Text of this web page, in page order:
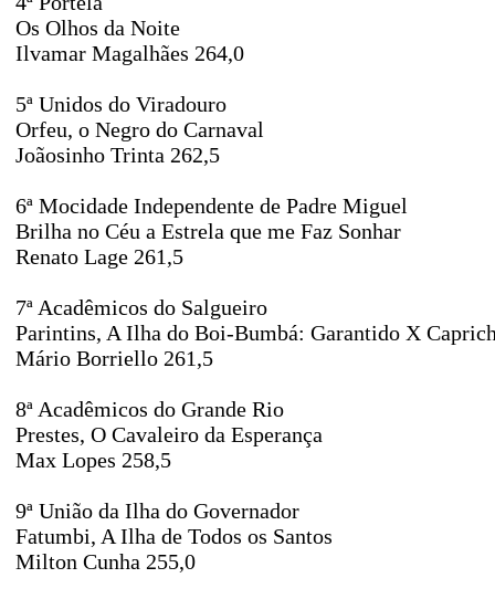
Os Olhos da Noite
Ilvamar Magalhães 264,0
5ª Unidos do Viradouro
Orfeu, o Negro do Carnaval
Joãosinho Trinta 262,5
6ª Mocidade Independente de Padre Miguel
Brilha no Céu a Estrela que me Faz Sonhar
Renato Lage 261,5
7ª Acadêmicos do Salgueiro
Parintins, A Ilha do Boi-Bumbá: Garantido X
Mário Borriello 261,5
8ª Acadêmicos do Grande Rio
Prestes, O Cavaleiro da Esperança
Max Lopes 258,5
9ª União da Ilha do Governador
Fatumbi, A Ilha de Todos os Santos
Milton Cunha 255,0